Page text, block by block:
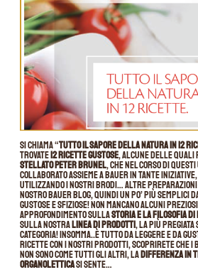
Si chiama “Tutto il sapore della natura in 12
trovate12 ricette gustose, alcune delle
stellato Peter Brunel, che nel corso di
collaborato assieme a Bauer in tante
utilizzando i nostri brodi… Altre
nostro Bauer Blog, quindi un po’ più semplici
gustose e sfiziose! Non mancano alcuni preziosi
approfondimento sullastoria e la filosofia di
sulla nostralinea di prodotti, la più
categoria! Insomma..è tutto da leggere e da
ricette con i nostri prodotti, scoprirete che i
non sono come tutti gli altri, ladifferenza in
organoletticasi sente…